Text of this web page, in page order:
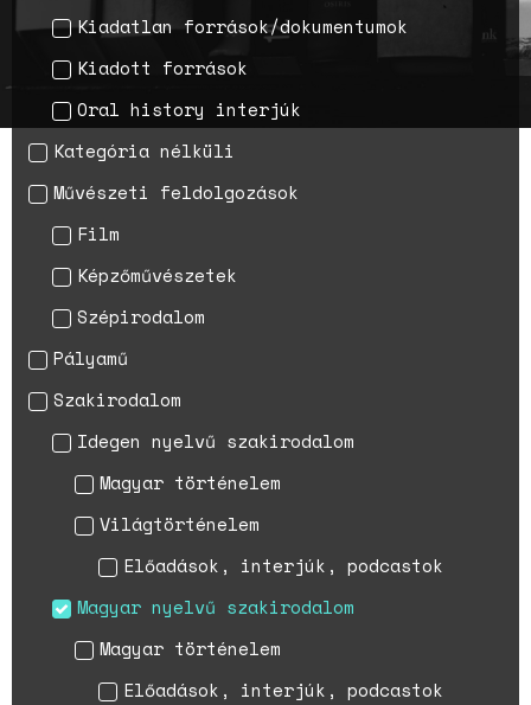
Stories
születésszabályozási
robot idején
Kiadatlan források/dokumentumok
Kiadott források
Oral history interjúk
Kategória nélküli
Művészeti feldolgozások
Film
Képzőművészetek
Szépirodalom
Pályamű
Szakirodalom
Idegen nyelvű szakirodalom
Magyar történelem
Világtörténelem
Előadások, interjúk, podcastok
Magyar nyelvű szakirodalom
Magyar történelem
Előadások, interjúk, podcastok